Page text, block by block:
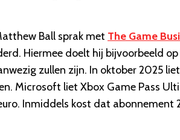
Ball sprak met The Game
Hiermee doelt hij bijvoorbeeld
zullen zijn. In oktober 2025
Microsoft liet Xbox Game Pass
Inmiddels kost dat